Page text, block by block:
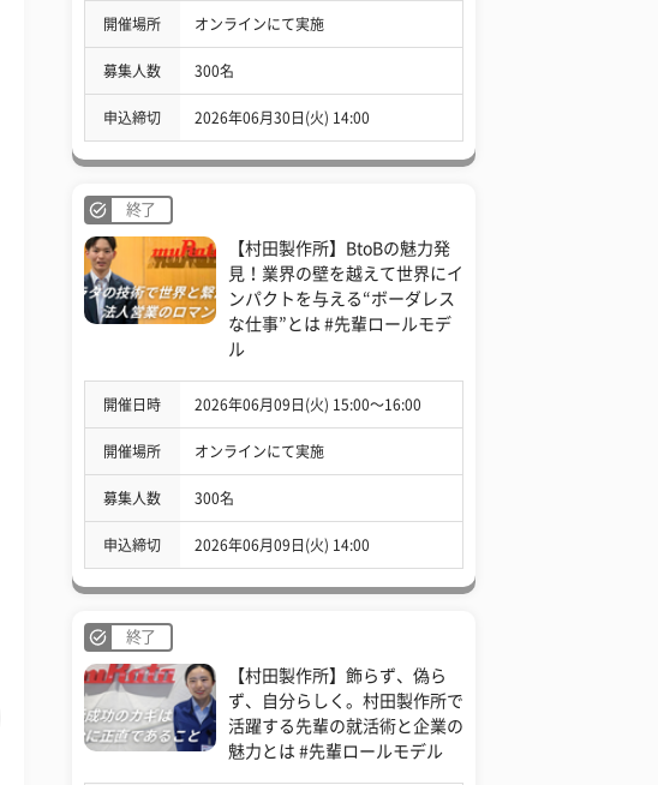
開催場所 オンラインにて実施
募集人数 300名
申込締切 2026年06月30日(火) 14:00
終了
【村田製作所】BtoBの魅力発
見！業界の壁を越えて世界にイ
ンパクトを与える“ボーダレス
な仕事”とは #先輩ロールモデ
ル
開催日時 2026年06月09日(火) 15:00〜16:00
開催場所 オンラインにて実施
募集人数 300名
申込締切 2026年06月09日(火) 14:00
終了
【村田製作所】飾らず、偽ら
ず、自分らしく。村田製作所で
活躍する先輩の就活術と企業の
魅力とは #先輩ロールモデル